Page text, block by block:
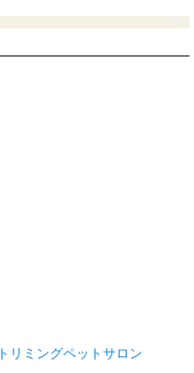
トリミングペットサロン